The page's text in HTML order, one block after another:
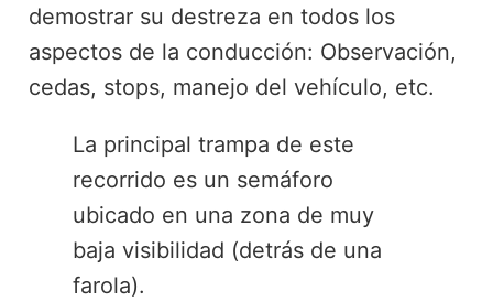
demostrar su destreza en todos los
aspectos de la conducción: Observación,
cedas, stops, manejo del vehículo, etc.
La principal trampa de este
recorrido es un semáforo
ubicado en una zona de muy
baja visibilidad (detrás de una
farola).